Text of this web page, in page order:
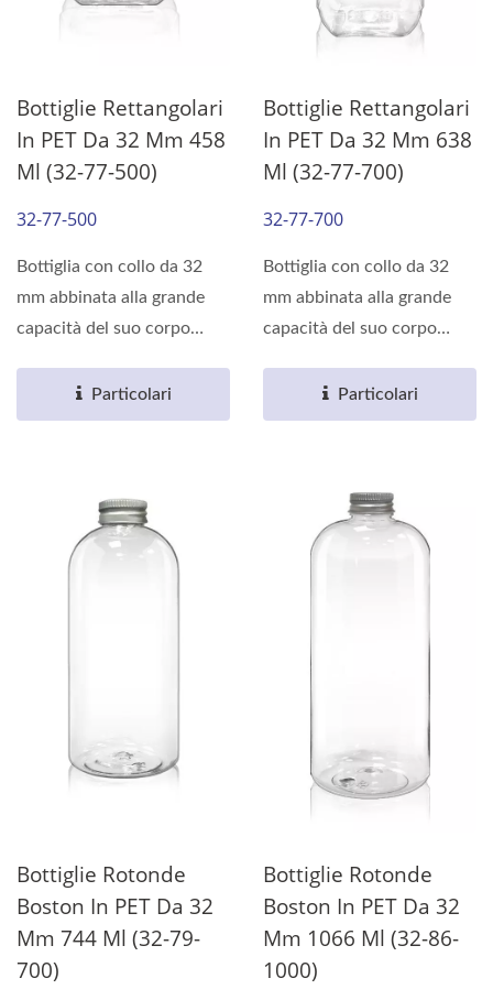
Bottiglie Rettangolari
In PET Da 32 Mm 458
Ml (32-77-500)
32-77-500
Bottiglia con collo da 32
mm abbinata alla grande
capacità del suo corpo
Particolari
Bottiglie Rettangolari
In PET Da 32 Mm 638
Ml (32-77-700)
32-77-700
Bottiglia con collo da 32
mm abbinata alla grande
capacità del suo corpo
Particolari
Bottiglie Rotonde
Boston In PET Da 32
Mm 744 Ml (32-79-
700)
Bottiglie Rotonde
Boston In PET Da 32
Mm 1066 Ml (32-86-
1000)